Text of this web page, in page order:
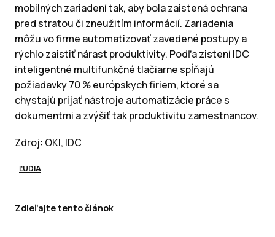
mobilných zariadení tak, aby bola zaistená ochrana
pred stratou či zneužitím informácií. Zariadenia
môžu vo firme automatizovať zavedené postupy a
rýchlo zaistiť nárast produktivity. Podľa zistení IDC
inteligentné multifunkčné tlačiarne spĺňajú
požiadavky 70 % európskych firiem, ktoré sa
chystajú prijať nástroje automatizácie práce s
dokumentmi a zvýšiť tak produktivitu zamestnancov.
Zdroj: OKI, IDC
ĽUDIA
Zdieľajte tento článok